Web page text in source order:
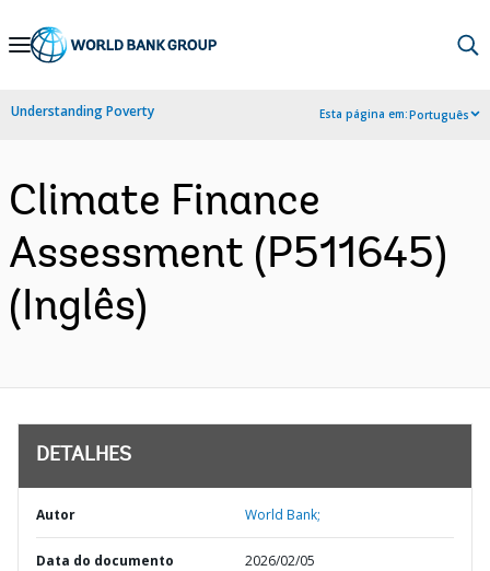
Skip
Navigation
Understanding Poverty Esta página em:Português
Climate Finance
Assessment (P511645)
(Inglês)
DETALHES
Autor World Bank;
Data do documento 2026/02/05